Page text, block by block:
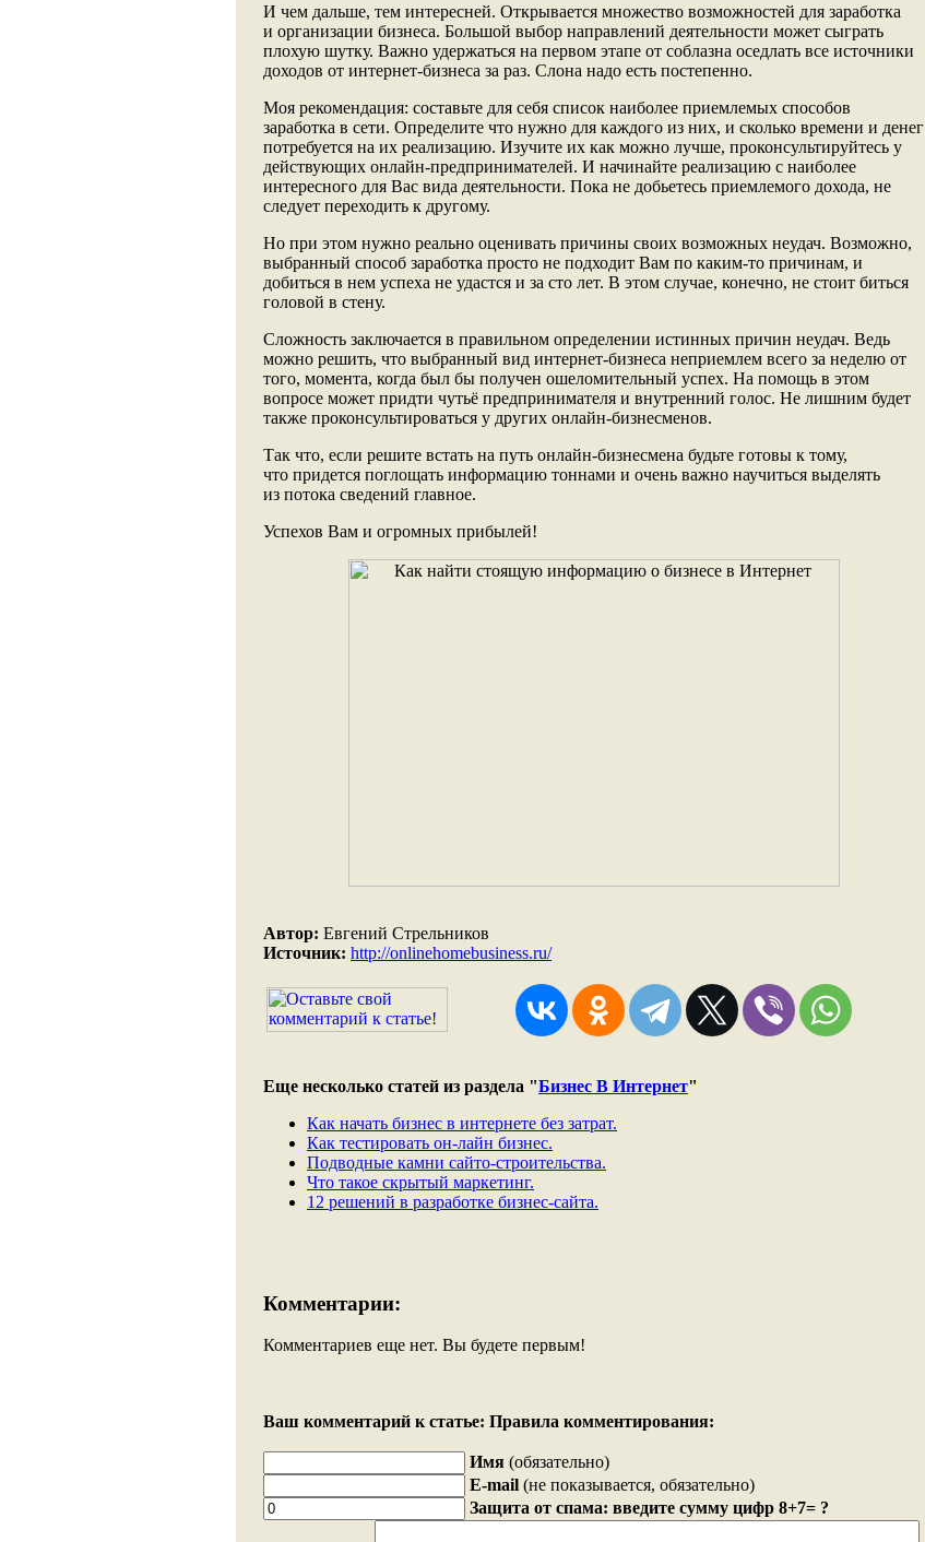
И чем дальше, тем интересней. Открывается множество возможностей для заработка
и организации бизнеса. Большой выбор направлений деятельности может сыграть
плохую шутку. Важно удержаться на первом этапе от соблазна оседлать все источники
доходов от интернет-бизнеса за раз. Слона надо есть постепенно.
Моя рекомендация: составьте для себя список наиболее приемлемых способов
заработка в сети. Определите что нужно для каждого из них, и сколько времени и денег
потребуется на их реализацию. Изучите их как можно лучше, проконсультируйтесь у
действующих онлайн-предпринимателей. И начинайте реализацию с наиболее
интересного для Вас вида деятельности. Пока не добьетесь приемлемого дохода, не
следует переходить к другому.
Но при этом нужно реально оценивать причины своих возможных неудач. Возможно,
выбранный способ заработка просто не подходит Вам по каким-то причинам, и
добиться в нем успеха не удастся и за сто лет. В этом случае, конечно, не стоит биться
головой в стену.
Сложность заключается в правильном определении истинных причин неудач. Ведь
можно решить, что выбранный вид интернет-бизнеса неприемлем всего за неделю от
того, момента, когда был бы получен ошеломительный успех. На помощь в этом
вопросе может придти чутьё предпринимателя и внутренний голос. Не лишним будет
также проконсультироваться у других онлайн-бизнесменов.
Так что, если решите встать на путь онлайн-бизнесмена будьте готовы к тому,
что придется поглощать информацию тоннами и очень важно научиться выделять
из потока сведений главное.
Успехов Вам и огромных прибылей!
Автор: Евгений Стрельников
Источник: http://onlinehomebusiness.ru/
Еще несколько статей из раздела "Бизнес В Интернет"
Как начать бизнес в интернете без затрат.
Как тестировать он-лайн бизнес.
Подводные камни сайто-строительства.
Что такое скрытый маркетинг.
12 решений в разработке бизнес-сайта.
Комментарии:
Комментариев еще нет. Вы будете первым!
Ваш комментарий к статье: Правила комментирования:
Имя (обязательно)
E-mail (не показывается, обязательно)
Защита от спама: введите сумму цифр 8+7= ?